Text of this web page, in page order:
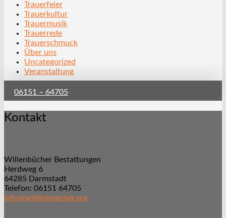
Trauerfeier
Trauerkultur
Trauermusik
Trauerrede
Trauerschmuck
Über uns
Uncategorized
Veranstaltung
06151 – 64705
Kontakt
Willenbücher Bestattungen
Herdweg 6
64285 Darmstadt
Telefon: 06151 64705
info@willenbuecher.org